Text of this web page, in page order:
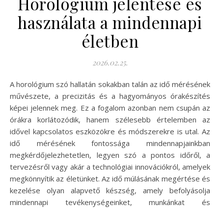
használata a mindennapi
életben
2026.02.25.
A horológium szó hallatán sokakban talán az idő mérésének
művészete, a precizitás és a hagyományos órakészítés
képei jelennek meg. Ez a fogalom azonban nem csupán az
órákra korlátozódik, hanem szélesebb értelemben az
idővel kapcsolatos eszközökre és módszerekre is utal. Az
idő mérésének fontossága mindennapjainkban
megkérdőjelezhetetlen, legyen szó a pontos időről, a
tervezésről vagy akár a technológiai innovációkról, amelyek
megkönnyítik az életünket. Az idő múlásának megértése és
kezelése olyan alapvető készség, amely befolyásolja
mindennapi tevékenységeinket, munkánkat és